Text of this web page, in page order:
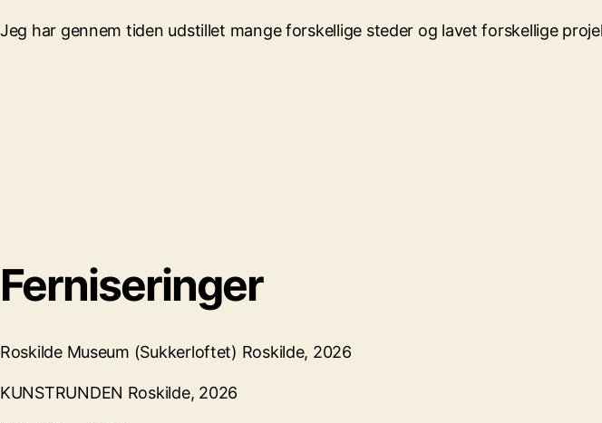
Jeg har gennem tiden udstillet mange forskellige steder og lavet forskellige
Ferniseringer
Roskilde Museum (Sukkerloftet) Roskilde, 2026
KUNSTRUNDEN Roskilde, 2026